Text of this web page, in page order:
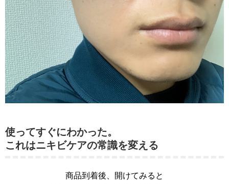
使ってすぐにわかった。
これはニキビケアの常識を変える
商品到着後、開けてみると